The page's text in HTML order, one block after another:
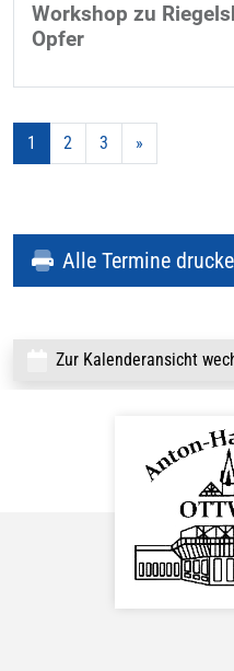
Alle Termine
Zur Kalenderansicht
Workshop zu
Opfer
1 2 3 »